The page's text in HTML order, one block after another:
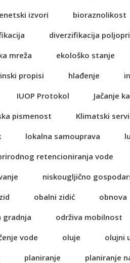
izvori
bioraznolikost
diverzifikacija
mreža
ekološko stanje
propisi
hlađenje
IUOP Protokol Jačanje
pismenost
Klimatski
lokalna samouprava
retencioniranja vode
niskougljično
obalni zidić obnova
gradnja
održiva mobilnost
vode
oluje olujni
planiranje planiranje